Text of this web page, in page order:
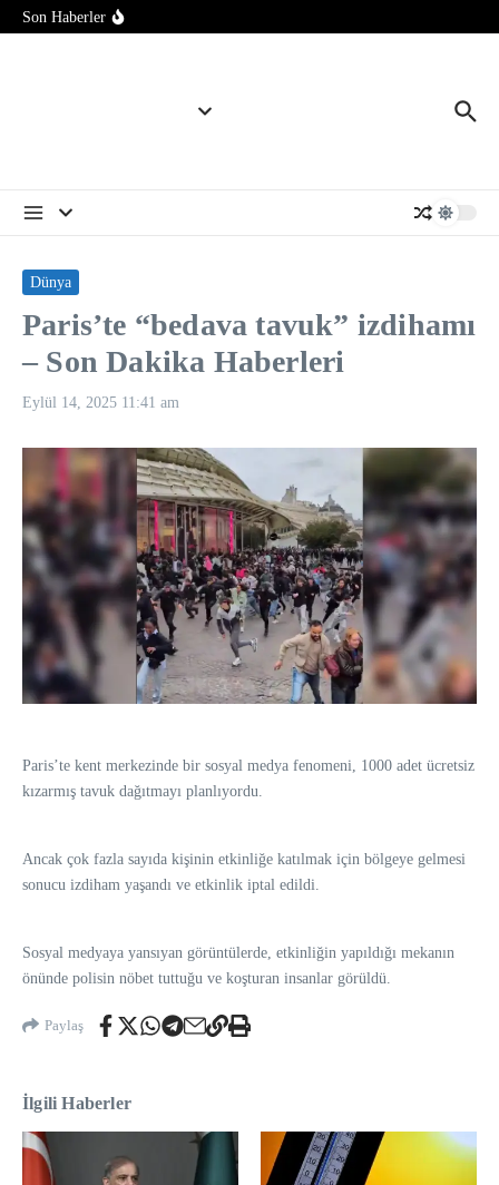
İçeriğe atla
Son Haberler
Dünya
Paris’te “bedava tavuk” izdihamı
– Son Dakika Haberleri
Eylül 14, 2025 11:41 am
Paris’te kent merkezinde bir sosyal medya fenomeni, 1000 adet ücretsiz
kızarmış tavuk dağıtmayı planlıyordu.
Ancak çok fazla sayıda kişinin etkinliğe katılmak için bölgeye gelmesi
sonucu izdiham yaşandı ve etkinlik iptal edildi.
Sosyal medyaya yansıyan görüntülerde, etkinliğin yapıldığı mekanın
önünde polisin nöbet tuttuğu ve koşturan insanlar görüldü.
Paylaş
İlgili Haberler